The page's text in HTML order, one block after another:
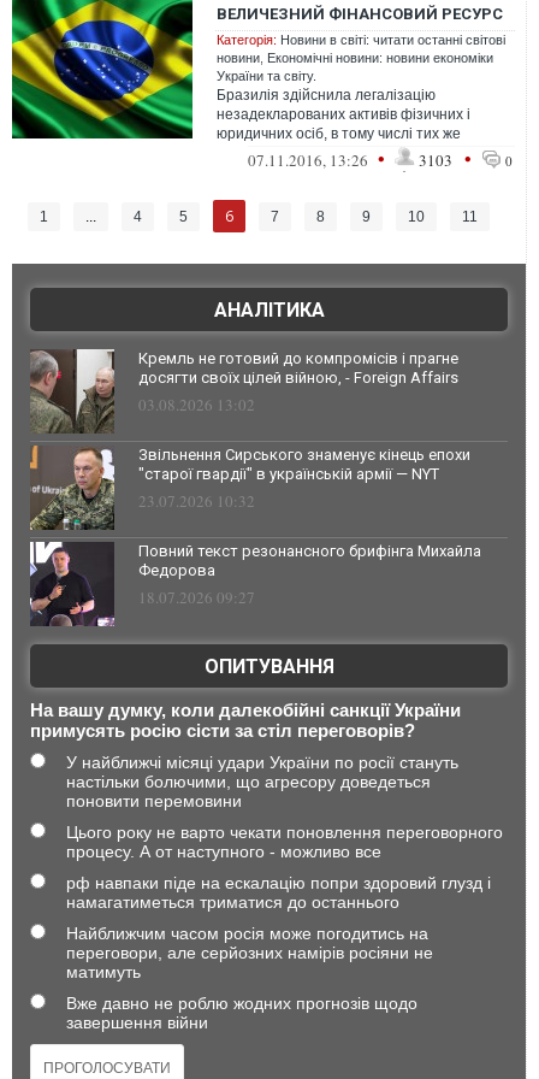
ВЕЛИЧЕЗНИЙ ФІНАНСОВИЙ РЕСУРС
Категорія: Новини в світі: читати останні світові
новини Економічні новини: новини економіки
України та світу.
Бразилія здійснила легалізацію
незадекларованих активів фізичних і
юридичних осіб, в тому числі тих же
чиновників. За даними Міністерства
07.11.2016, 13:26 • 3103 • 0
1 ... 4 5 6 7 8 9 10 11
АНАЛІТИКА
Кремль не готовий до компромісів і прагне
досягти своїх цілей війною, - Foreign Affairs
03.08.2026 13:02
Звільнення Сирського знаменує кінець епохи
"старої гвардії" в українській армії — NYT
23.07.2026 10:32
Повний текст резонансного брифінга Михайла
Федорова
18.07.2026 09:27
ОПИТУВАННЯ
На вашу думку, коли далекобійні санкції України
примусять росію сісти за стіл переговорів?
У найближчі місяці удари України по росії стануть
настільки болючими, що агресору доведеться
поновити перемовини
Цього року не варто чекати поновлення переговорного
процесу. А от наступного - можливо все
рф навпаки піде на ескалацію попри здоровий глузд і
намагатиметься триматися до останнього
Найближчим часом росія може погодитись на
переговори, але серйозних намірів росіяни не
матимуть
Вже давно не роблю жодних прогнозів щодо
завершення війни